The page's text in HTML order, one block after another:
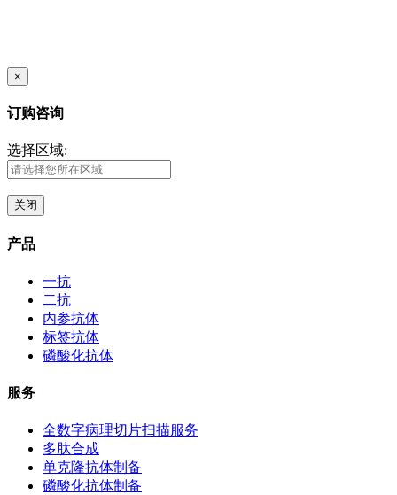
×
订购咨询
选择区域:
关闭
产品
一抗
二抗
内参抗体
标签抗体
磷酸化抗体
服务
全数字病理切片扫描服务
多肽合成
单克隆抗体制备
磷酸化抗体制备